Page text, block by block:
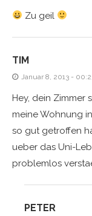
Zu geil
TIM
Januar 8, 2013 -
Hey, dein Zimmer
meine Wohnung
so gut getroffen
ueber das Uni-
problemlos
PETER